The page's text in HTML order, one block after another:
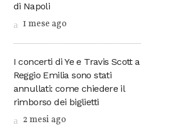
di Napoli
1 mese ago
I concerti di Ye e Travis Scott a
Reggio Emilia sono stati
annullati: come chiedere il
rimborso dei biglietti
2 mesi ago